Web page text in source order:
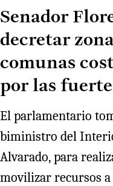
Senador
decretar
comunas
por las
El parlamentario
biministro del
Alvarado, para
movilizar recursos